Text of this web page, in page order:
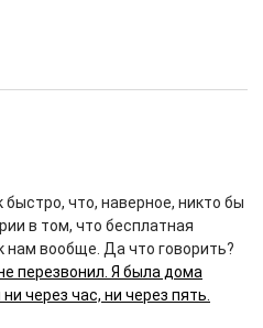
что, наверное, никто бы
в том, что бесплатная
нам вообще. Да что говорить?
перезвонил. Я была дома
через час, ни через пять.